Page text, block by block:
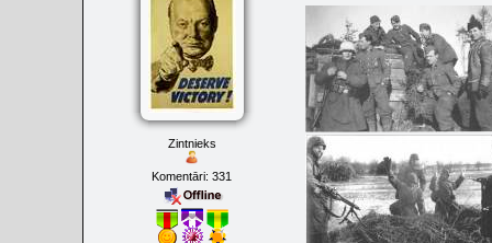
Zintnieks
Komentāri: 331